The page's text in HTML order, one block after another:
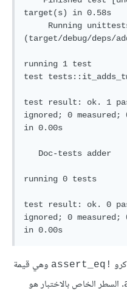
target(s) in 0.58s
(target/debug/deps/
running 1 test
test
test result: ok. 1
ignored; 0
in 0.00s
running 0 tests
test result: ok. 0
ignored; 0
assert_eq!‎ وهي قيمة
. السطر الخاص بالاختبار هو